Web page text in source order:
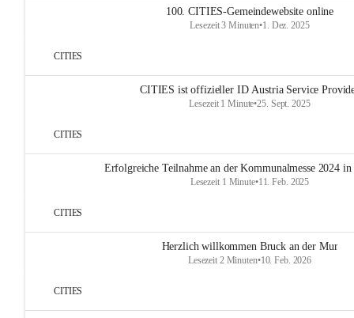
100. CITIES-Gemeindewebsite online
Lesezeit 3 Minuten•1. Dez. 2025
CITIES
CITIES ist offizieller ID Austria Service
Lesezeit 1 Minute•25. Sept. 2025
CITIES
Erfolgreiche Teilnahme an der Kommunalmesse 2024
Lesezeit 1 Minute•11. Feb. 2025
CITIES
Herzlich willkommen Bruck an der Mur
Lesezeit 2 Minuten•10. Feb. 2026
CITIES